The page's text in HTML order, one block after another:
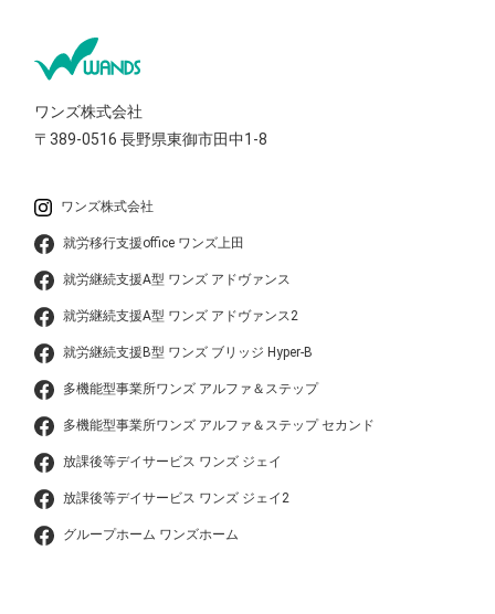
ワンズ株式会社
〒389-0516長野県東御市田中1-8
ワンズ株式会社
就労移行支援office ワンズ上田
就労継続支援A型 ワンズ アドヴァンス
就労継続支援A型 ワンズ アドヴァンス2
就労継続支援B型 ワンズ ブリッジ Hyper-B
多機能型事業所ワンズ アルファ＆ステップ
多機能型事業所ワンズ アルファ＆ステップ セカンド
放課後等デイサービス ワンズ ジェイ
放課後等デイサービス ワンズ ジェイ2
グループホーム ワンズホーム